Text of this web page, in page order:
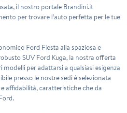
il nostro portale Brandini.it
per trovare l’auto perfetta per le tue
Ford Fiesta alla spaziosa e
SUV Ford Kuga, la nostra offerta
per adattarsi a qualsiasi esigenza
presso le nostre sedi è selezionata
affidabilità, caratteristiche che da